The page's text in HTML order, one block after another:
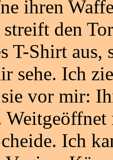
ihren
den
T-Shirt
sehe. Ich
vor mir:
Ich